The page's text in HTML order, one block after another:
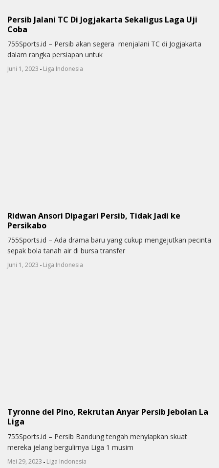
Persib Jalani TC Di Jogjakarta Sekaligus Laga Uji
Coba
755Sports.id – Persib akan segera menjalani TC di Jogjakarta
dalam rangka persiapan untuk
Juni 1, 2023 - Liga Indonesia
Ridwan Ansori Dipagari Persib, Tidak Jadi ke
Persikabo
755Sports.id – Ada drama baru yang cukup mengejutkan pecinta
sepak bola tanah air di bursa transfer
Juni 1, 2023 - Liga Indonesia
Tyronne del Pino, Rekrutan Anyar Persib Jebolan La
Liga
755Sports.id – Persib Bandung tengah menyiapkan skuat
mereka jelang bergulirnya Liga 1 musim
Mei 29, 2023 - Liga Indonesia